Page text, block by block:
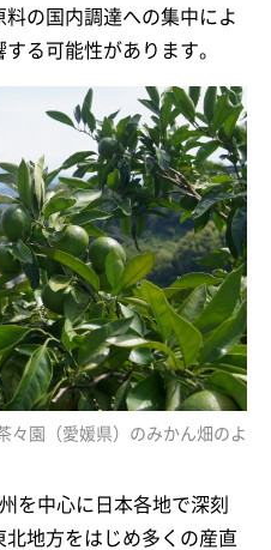
の国内調達への集中によ
る可能性があります。
々園（愛媛県）のみかん畑のよ
を中心に日本各地で深刻
地方をはじめ多くの産直